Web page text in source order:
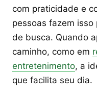
com praticidade e
pessoas fazem
de busca. Quando
caminho, como em
entretenimento, a
que facilita seu dia.